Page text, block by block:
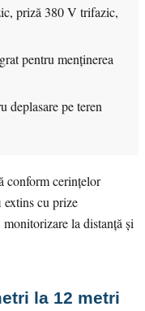
priză 380 V trifazic,
pentru menținerea
deplasare pe teren
conform cerințelor
cu prize
la distanță și
la 12 metri